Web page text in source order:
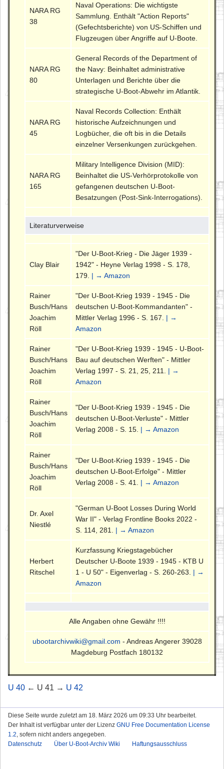
NARA RG
38
Naval Operations: Die wichtigste
Sammlung. Enthält "Action Reports"
(Gefechtsberichte) von US-Schiffen und
Flugzeugen über Angriffe auf U-Boote.
NARA RG
80
General Records of the Department of
the Navy: Beinhaltet administrative
Unterlagen und Berichte über die
strategische U-Boot-Abwehr im Atlantik.
NARA RG
45
Naval Records Collection: Enthält
historische Aufzeichnungen und
Logbücher, die oft bis in die Details
einzelner Versenkungen zurückgehen.
NARA RG
165
Military Intelligence Division (MID):
Beinhaltet die US-Verhörprotokolle von
gefangenen deutschen U-Boot-
Besatzungen (Post-Sink-Interrogations).
Literaturverweise
Clay Blair
"Der U-Boot-Krieg - Die Jäger 1939 -
1942" - Heyne Verlag 1998 - S. 178,
179. | → Amazon
Rainer
Busch/Hans
Joachim
Röll
"Der U-Boot-Krieg 1939 - 1945 - Die
deutschen U-Boot-Kommandanten" -
Mittler Verlag 1996 - S. 167. | →
Amazon
Rainer
Busch/Hans
Joachim
Röll
"Der U-Boot-Krieg 1939 - 1945 - U-Boot-
Bau auf deutschen Werften" - Mittler
Verlag 1997 - S. 21, 25, 211. | →
Amazon
Rainer
Busch/Hans
Joachim
Röll
"Der U-Boot-Krieg 1939 - 1945 - Die
deutschen U-Boot-Verluste" - Mittler
Verlag 2008 - S. 15. | → Amazon
Rainer
Busch/Hans
Joachim
Röll
"Der U-Boot-Krieg 1939 - 1945 - Die
deutschen U-Boot-Erfolge" - Mittler
Verlag 2008 - S. 41. | → Amazon
Dr. Axel
Niestlé
"German U-Boot Losses During World
War II" - Verlag Frontline Books 2022 -
S. 114, 281. | → Amazon
Herbert
Ritschel
Kurzfassung Kriegstagebücher
Deutscher U-Boote 1939 - 1945 - KTB U
1 - U 50" - Eigenverlag - S. 260-263. | →
Amazon
Alle Angaben ohne Gewähr !!!!
ubootarchivwiki@gmail.com - Andreas Angerer 39028
Magdeburg Postfach 180132
U 40 ← U 41 → U 42
Diese Seite wurde zuletzt am 18. März 2026 um 09:33 Uhr bearbeitet.
Der Inhalt ist verfügbar unter der Lizenz GNU Free Documentation License
1.2, sofern nicht anders angegeben.
Datenschutz
Über U-Boot-Archiv Wiki Haftungsausschluss